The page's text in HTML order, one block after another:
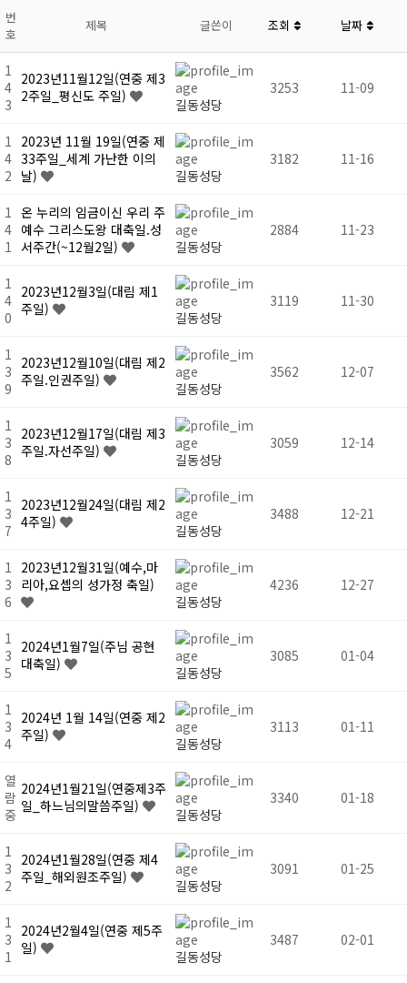
번
호
제목 글쓴이 조회 날짜
1
4
3
2023년11월12일(연중 제3
2주일_평신도 주일)
길동성당
3253 11-09
1
4
2
2023년 11월 19일(연중 제
33주일_세계 가난한 이의
날)
길동성당
3182 11-16
1
4
1
온 누리의 임금이신 우리 주
예수 그리스도왕 대축일.성
서주간(~12월2일)
길동성당
2884 11-23
1
4
0
2023년12월3일(대림 제1
주일)
길동성당
3119 11-30
1
3
9
2023년12월10일(대림 제2
주일.인권주일)
길동성당
3562 12-07
1
3
8
2023년12월17일(대림 제3
주일.자선주일)
길동성당
3059 12-14
1
3
7
2023년12월24일(대림 제2
4주일)
길동성당
3488 12-21
1
3
6
2023년12월31일(예수,마
리아,요셉의 성가정 축일)
길동성당
4236 12-27
1
3
5
2024년1월7일(주님 공현
대축일)
길동성당
3085 01-04
1
3
4
2024년 1월 14일(연중 제2
주일)
길동성당
3113 01-11
열
람
중
2024년1월21일(연중제3주
일_하느님의말씀주일)
길동성당
3340 01-18
1
3
2
2024년1월28일(연중 제4
주일_해외원조주일)
길동성당
3091 01-25
1
3
1
2024년2월4일(연중 제5주
일)
길동성당
3487 02-01